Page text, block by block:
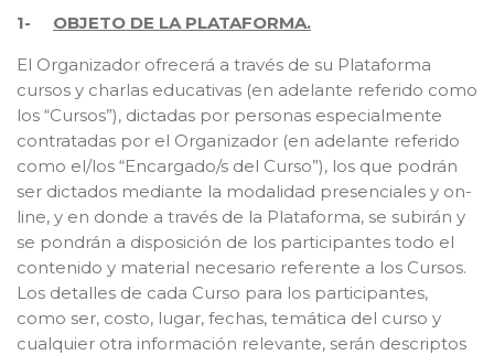
1- OBJETO DE LA PLATAFORMA.
El Organizador ofrecerá a través de su Plataforma
cursos y charlas educativas (en adelante referido como
los “Cursos”), dictadas por personas especialmente
contratadas por el Organizador (en adelante referido
como el/los “Encargado/s del Curso”), los que podrán
ser dictados mediante la modalidad presenciales y on-
line, y en donde a través de la Plataforma, se subirán y
se pondrán a disposición de los participantes todo el
contenido y material necesario referente a los Cursos.
Los detalles de cada Curso para los participantes,
como ser, costo, lugar, fechas, temática del curso y
cualquier otra información relevante, serán descriptos